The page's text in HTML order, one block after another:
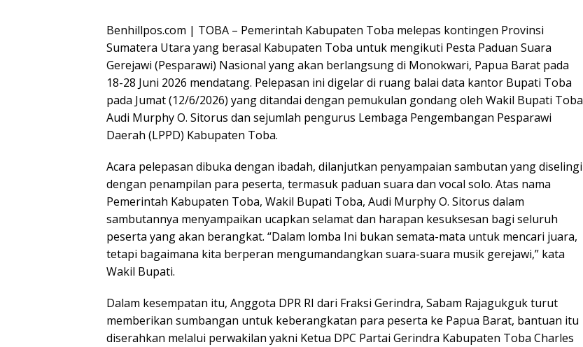
Benhillpos.com | TOBA – Pemerintah Kabupaten Toba melepas kontingen Provinsi
Sumatera Utara yang berasal Kabupaten Toba untuk mengikuti Pesta Paduan Suara
Gerejawi (Pesparawi) Nasional yang akan berlangsung di Monokwari, Papua Barat pada
18-28 Juni 2026 mendatang. Pelepasan ini digelar di ruang balai data kantor Bupati Toba
pada Jumat (12/6/2026) yang ditandai dengan pemukulan gondang oleh Wakil Bupati Toba
Audi Murphy O. Sitorus dan sejumlah pengurus Lembaga Pengembangan Pesparawi
Daerah (LPPD) Kabupaten Toba.
Acara pelepasan dibuka dengan ibadah, dilanjutkan penyampaian sambutan yang diselingi
dengan penampilan para peserta, termasuk paduan suara dan vocal solo. Atas nama
Pemerintah Kabupaten Toba, Wakil Bupati Toba, Audi Murphy O. Sitorus dalam
sambutannya menyampaikan ucapkan selamat dan harapan kesuksesan bagi seluruh
peserta yang akan berangkat. “Dalam lomba Ini bukan semata-mata untuk mencari juara,
tetapi bagaimana kita berperan mengumandangkan suara-suara musik gerejawi,” kata
Wakil Bupati.
Dalam kesempatan itu, Anggota DPR RI dari Fraksi Gerindra, Sabam Rajagukguk turut
memberikan sumbangan untuk keberangkatan para peserta ke Papua Barat, bantuan itu
diserahkan melalui perwakilan yakni Ketua DPC Partai Gerindra Kabupaten Toba Charles